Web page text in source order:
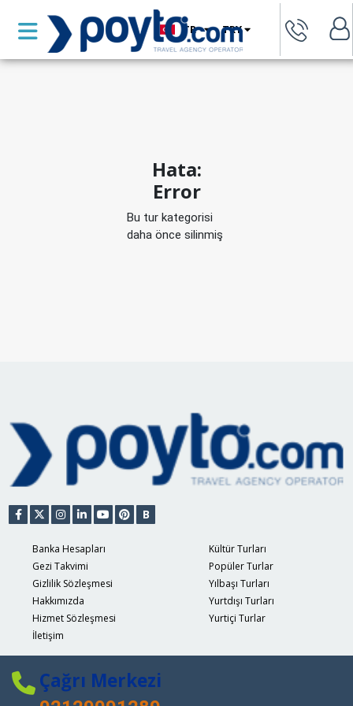
TR TRY
Hata:
Error
Bu tur kategorisi
daha önce silinmiş
B
Banka Hesapları
Gezi Takvimi
Gizlilik Sözleşmesi
Hakkımızda
Hizmet Sözleşmesi
İletişim
Kültür Turları
Popüler Turlar
Yılbaşı Turları
Yurtdışı Turları
Yurtiçi Turlar
Çağrı Merkezi